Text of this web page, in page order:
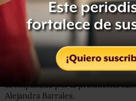
El Senado, dijo, analizó todos los
entregó el PRD, por lo que la
Directiva y de la Junta de
Nos sentimos contentos porque
legalidad.
Nos vamos a
legislativos”, se comprometió
acompañada por la presidenta
Alejandra Barrales.